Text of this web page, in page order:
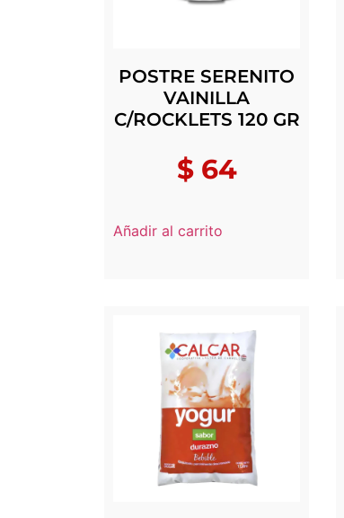
POSTRE SERENITO
VAINILLA
C/ROCKLETS 120 GR
$64
Añadir al carrito